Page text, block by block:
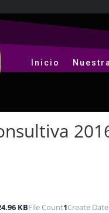
Inicio
KBFile Count1Create Date